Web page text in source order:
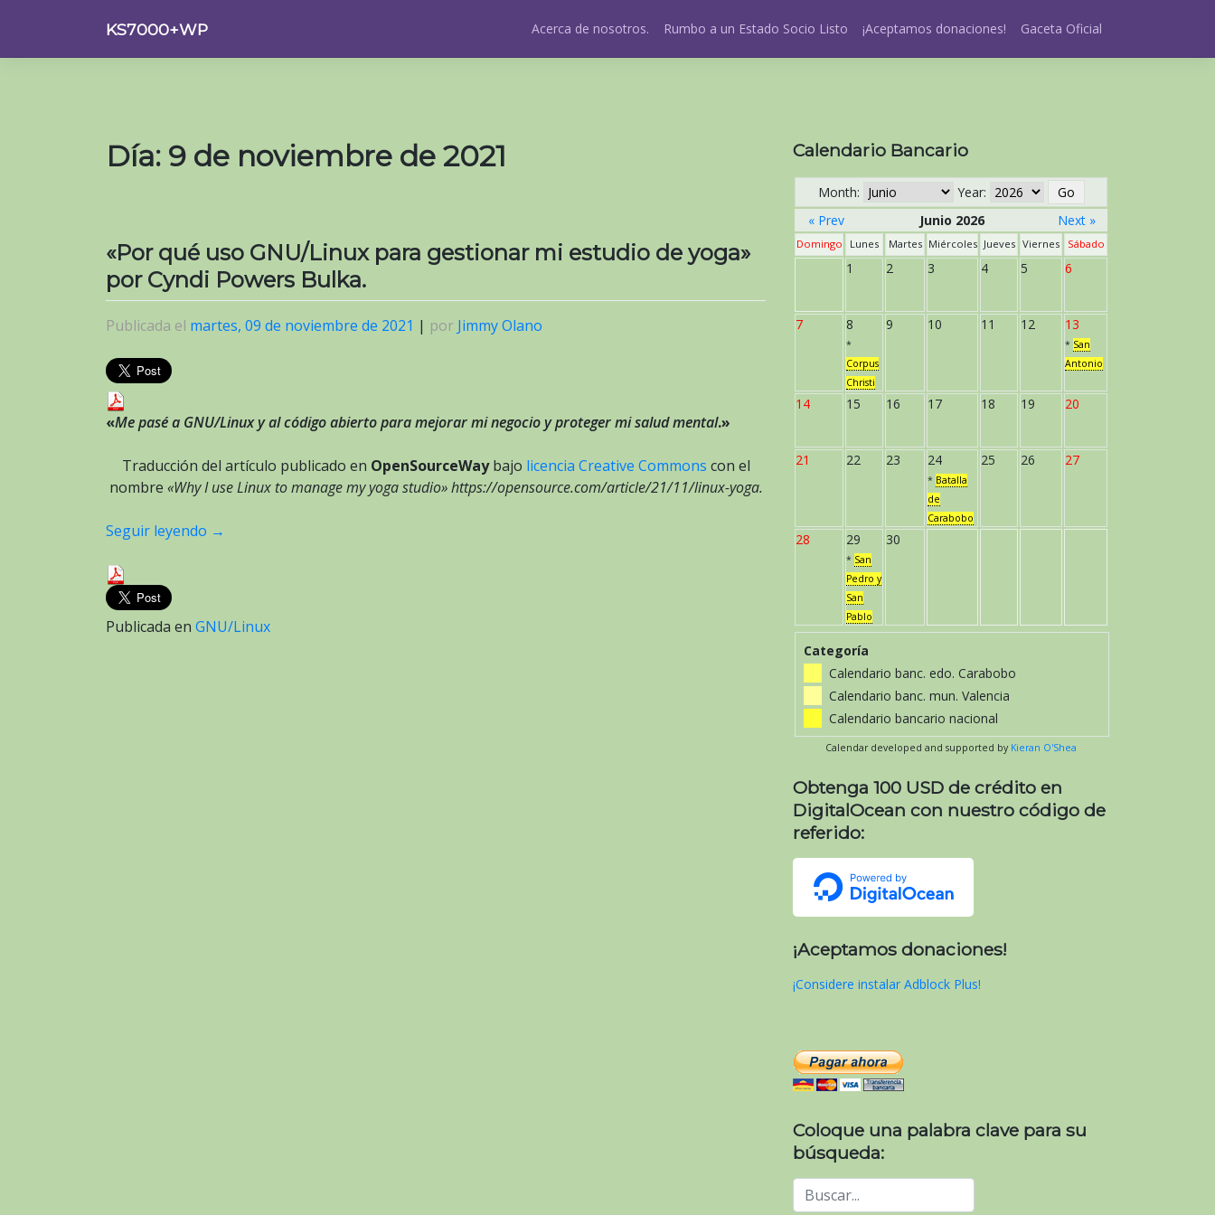
contenido
KS7000+WP Acerca de nosotros. Rumbo a un Estado Socio Listo ¡Aceptamos donaciones! Gaceta Oficial
Día: 9 de noviembre de 2021
«Por qué uso GNU/Linux para gestionar mi estudio de yoga»
por Cyndi Powers Bulka.
Publicada el martes, 09 de noviembre de 2021 | por Jimmy Olano
«Me pasé a GNU/Linux y al código abierto para mejorar mi negocio y proteger mi salud mental.»
Traducción del artículo publicado en OpenSourceWaybajo licencia Creative Commons con el
nombre «Why I use Linux to manage my yoga studio» https://opensource.com/article/21/11/linux-yoga.
Seguir leyendo →
Publicada en GNU/Linux
Calendario Bancario
Month:
Year:
« Prev
Junio 2026 Next »
Domingo Lunes Martes Miércoles Jueves Viernes Sábado
1 2 3 4 5 6
7 8
*
Corpus
Christi
9 10 11 12 13
* San
Antonio
14 15 16 17 18 19 20
21 22 23 24
* Batalla
de
Carabobo
25 26 27
28 29
* San
Pedro y
San
Pablo
30
Categoría
Calendario banc. edo. Carabobo
Calendario banc. mun. Valencia
Calendario bancario nacional
Calendar developed and supported by Kieran O'Shea
Obtenga 100 USD de crédito en
DigitalOcean con nuestro código de
referido:
¡Aceptamos donaciones!
¡Considere instalar Adblock Plus!
Coloque una palabra clave para su
búsqueda: